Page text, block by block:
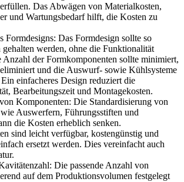
Das Abwägen von Materialkosten,
und Wartungsbedarf hilft, die Kosten zu
Formdesigns: Das Formdesign sollte so
werden, ohne die Funktionalität
Anzahl der Formkomponenten sollte minimiert,
und die Auswurf- sowie Kühlsysteme
einfacheres Design reduziert die
Bearbeitungszeit und Montagekosten.
Komponenten: Die Standardisierung von
Auswerfern, Führungsstiften und
die Kosten erheblich senken.
sind leicht verfügbar, kostengünstig und
ersetzt werden. Dies vereinfacht auch
Die passende Anzahl von
auf dem Produktionsvolumen festgelegt